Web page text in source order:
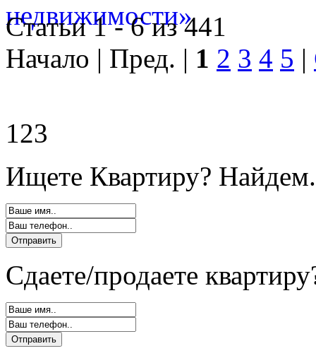
Статьи 1 - 6 из 441
Начало | Пред. | 1 2 3 4 5 |
123
Ищете Квартиру?
Сдаете/продаете